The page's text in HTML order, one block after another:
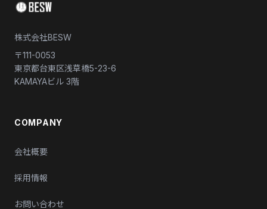
株式会社BESW
〒111-0053
東京都台東区浅草橋5-23-6
KAMAYAビル 3階
COMPANY
会社概要
採用情報
お問い合わせ